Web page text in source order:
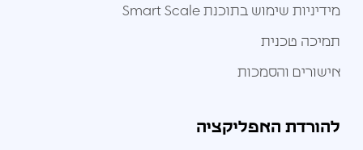
מידיניות שימוש בתוכנת Smart Scale
תמיכה טכנית
אישורים והסמכות
להורדת האפליקציה